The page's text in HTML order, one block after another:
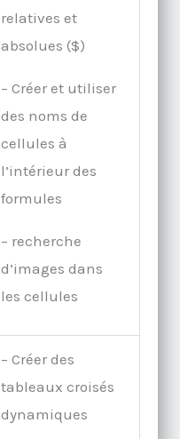
relatives et
absolues ($)
– Créer et utiliser
des noms de
cellules à
l’intérieur des
formules
– recherche
d’images dans
les cellules
– Créer des
tableaux croisés
dynamiques